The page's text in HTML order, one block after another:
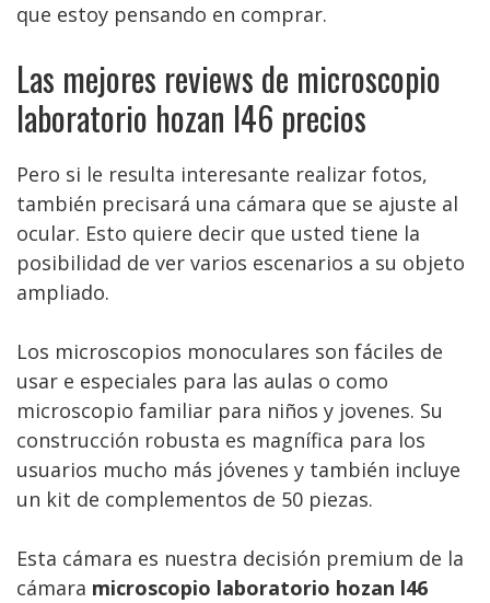
que estoy pensando en comprar.
Las mejores reviews de microscopio
laboratorio hozan l46 precios
Pero si le resulta interesante realizar fotos,
también precisará una cámara que se ajuste al
ocular. Esto quiere decir que usted tiene la
posibilidad de ver varios escenarios a su objeto
ampliado.
Los microscopios monoculares son fáciles de
usar e especiales para las aulas o como
microscopio familiar para niños y jovenes. Su
construcción robusta es magnífica para los
usuarios mucho más jóvenes y también incluye
un kit de complementos de 50 piezas.
Esta cámara es nuestra decisión premium de la
cámara microscopio laboratorio hozan l46